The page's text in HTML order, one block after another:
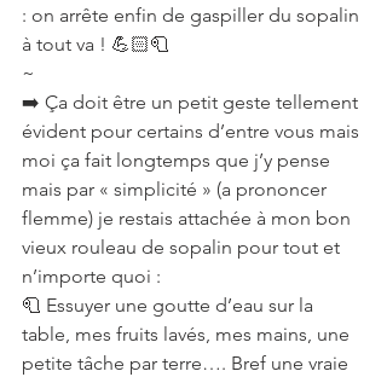
: on arrête enfin de gaspiller du sopalin
à tout va ! 💪🏻🧻
~
➡️ Ça doit être un petit geste tellement
évident pour certains d’entre vous mais
moi ça fait longtemps que j’y pense
mais par « simplicité » (a prononcer
flemme) je restais attachée à mon bon
vieux rouleau de sopalin pour tout et
n’importe quoi :
🧻 Essuyer une goutte d’eau sur la
table, mes fruits lavés, mes mains, une
petite tâche par terre…. Bref une vraie